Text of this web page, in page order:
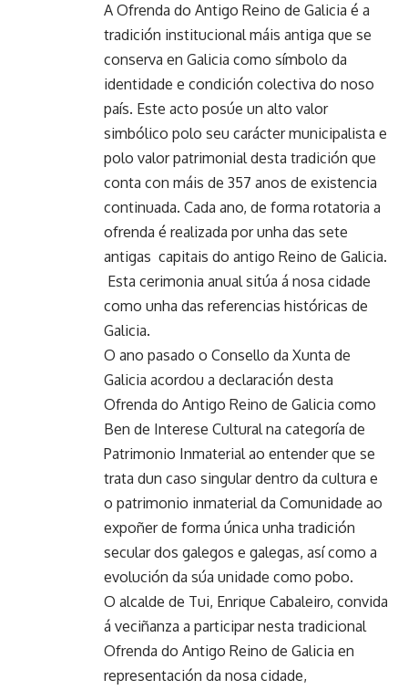
A Ofrenda do Antigo Reino de Galicia é a
tradición institucional máis antiga que se
conserva en Galicia como símbolo da
identidade e condición colectiva do noso
país. Este acto posúe un alto valor
simbólico polo seu carácter municipalista e
polo valor patrimonial desta tradición que
conta con máis de 357 anos de existencia
continuada. Cada ano, de forma rotatoria a
ofrenda é realizada por unha das sete
antigas capitais do antigo Reino de Galicia.
Esta cerimonia anual sitúa á nosa cidade
como unha das referencias históricas de
Galicia.
O ano pasado o Consello da Xunta de
Galicia acordou a declaración desta
Ofrenda do Antigo Reino de Galicia como
Ben de Interese Cultural na categoría de
Patrimonio Inmaterial ao entender que se
trata dun caso singular dentro da cultura e
o patrimonio inmaterial da Comunidade ao
expoñer de forma única unha tradición
secular dos galegos e galegas, así como a
evolución da súa unidade como pobo.
O alcalde de Tui, Enrique Cabaleiro, convida
á veciñanza a participar nesta tradicional
Ofrenda do Antigo Reino de Galicia en
representación da nosa cidade,